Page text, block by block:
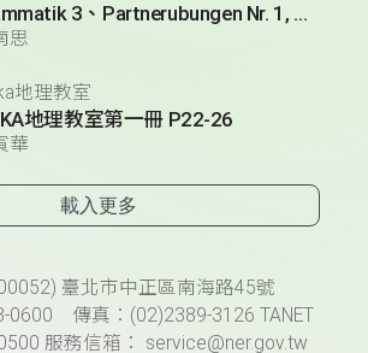
Grammatik 3、Partnerubungen Nr. 1, 3、Dialog 2(1)
思
地理教室
地理教室第一冊 P22-26
華
載入更多
臺北市中正區南海路45號
0600 傳真：(02)2389-3126 TANET
服務信箱： service@ner.gov.tw